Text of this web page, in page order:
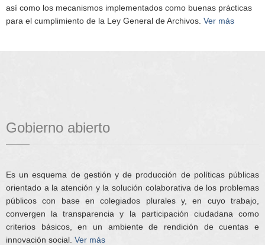
así como los mecanismos implementados como buenas prácticas
para el cumplimiento de la Ley General de Archivos. Ver más
Gobierno abierto
Es un esquema de gestión y de producción de políticas públicas
orientado a la atención y la solución colaborativa de los problemas
públicos con base en colegiados plurales y, en cuyo trabajo,
convergen la transparencia y la participación ciudadana como
criterios básicos, en un ambiente de rendición de cuentas e
innovación social. Ver más